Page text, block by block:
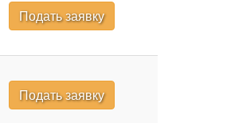
Подать заявку
Подать заявку